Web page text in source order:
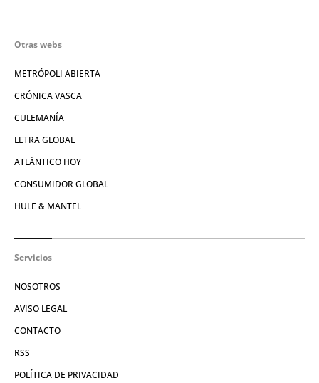
Otras webs
METRÓPOLI ABIERTA
CRÓNICA VASCA
CULEMANÍA
LETRA GLOBAL
ATLÁNTICO HOY
CONSUMIDOR GLOBAL
HULE & MANTEL
Servicios
NOSOTROS
AVISO LEGAL
CONTACTO
RSS
POLÍTICA DE PRIVACIDAD